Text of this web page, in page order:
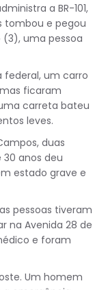
a BR-101,
tombou e pegou
uma pessoa
federal, um carro
ficaram
carreta bateu
leves.
duas
anos deu
estado grave e
pessoas tiveram
na Avenida 28 de
e foram
Um homem